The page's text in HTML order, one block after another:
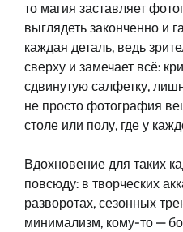
то магия заставляет
выглядеть законченно и
каждая деталь, ведь
сверху и замечает всё:
сдвинутую салфетку,
не просто фотография
столе или полу, где у
Вдохновение для таких
повсюду: в творческих
разворотах, сезонных
минимализм, кому-то —